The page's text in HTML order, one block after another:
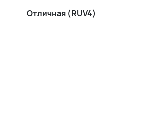
Отличная (RUV4)